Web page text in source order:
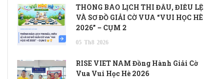
THÔNG BÁO LỊCH THI ĐẤU, ĐIỀU LỆ
VÀ SƠ ĐỒ GIẢI CỜ VUA “VUI HỌC HÈ
2026” – CỤM 2
05 Th8 2026
RISE VIET NAM Đồng Hành Giải Cờ
Vua Vui Học Hè 2026